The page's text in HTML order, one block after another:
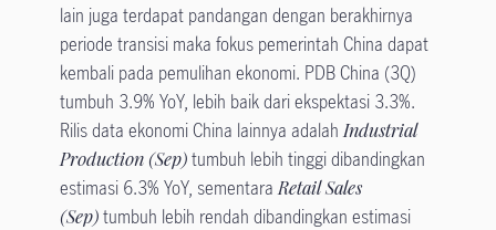
lain juga terdapat pandangan dengan berakhirnya
periode transisi maka fokus pemerintah China dapat
kembali pada pemulihan ekonomi. PDB China (3Q)
tumbuh 3.9% YoY, lebih baik dari ekspektasi 3.3%.
Rilis data ekonomi China lainnya adalahIndustrial
Production (Sep)tumbuh lebih tinggi dibandingkan
estimasi 6.3% YoY, sementaraRetail Sales
(Sep)tumbuh lebih rendah dibandingkan estimasi